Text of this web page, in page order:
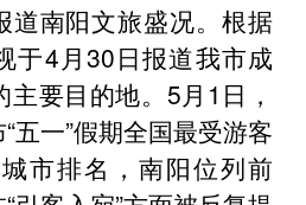
道南阳文旅盛况。根据
于4月30日报道我市成
要目的地。5月1日，
五一”假期全国最受游客
市排名，南阳位列前